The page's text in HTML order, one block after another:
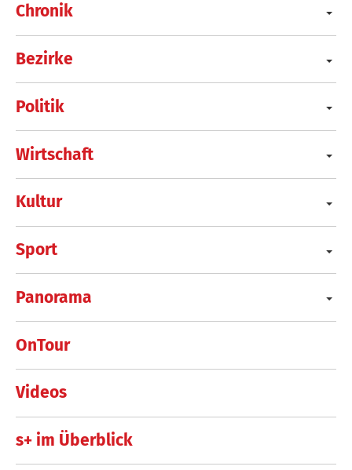
Chronik
Bezirke
Politik
Wirtschaft
Kultur
Sport
Panorama
OnTour
Videos
s+ im Überblick